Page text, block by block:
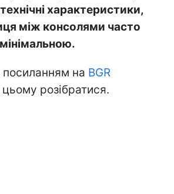
характеристики,
між консолями часто
посиланням на BGR
розібратися.